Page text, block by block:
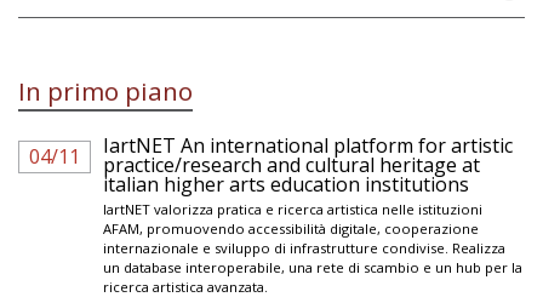
In primo piano
04/11 IartNET An international platform for artistic
practice/research and cultural heritage at
italian higher arts education institutions
IartNET valorizza pratica e ricerca artistica nelle istituzioni
AFAM, promuovendo accessibilità digitale, cooperazione
internazionale e sviluppo di infrastrutture condivise. Realizza
un database interoperabile, una rete di scambio e un hub per la
ricerca artistica avanzata.